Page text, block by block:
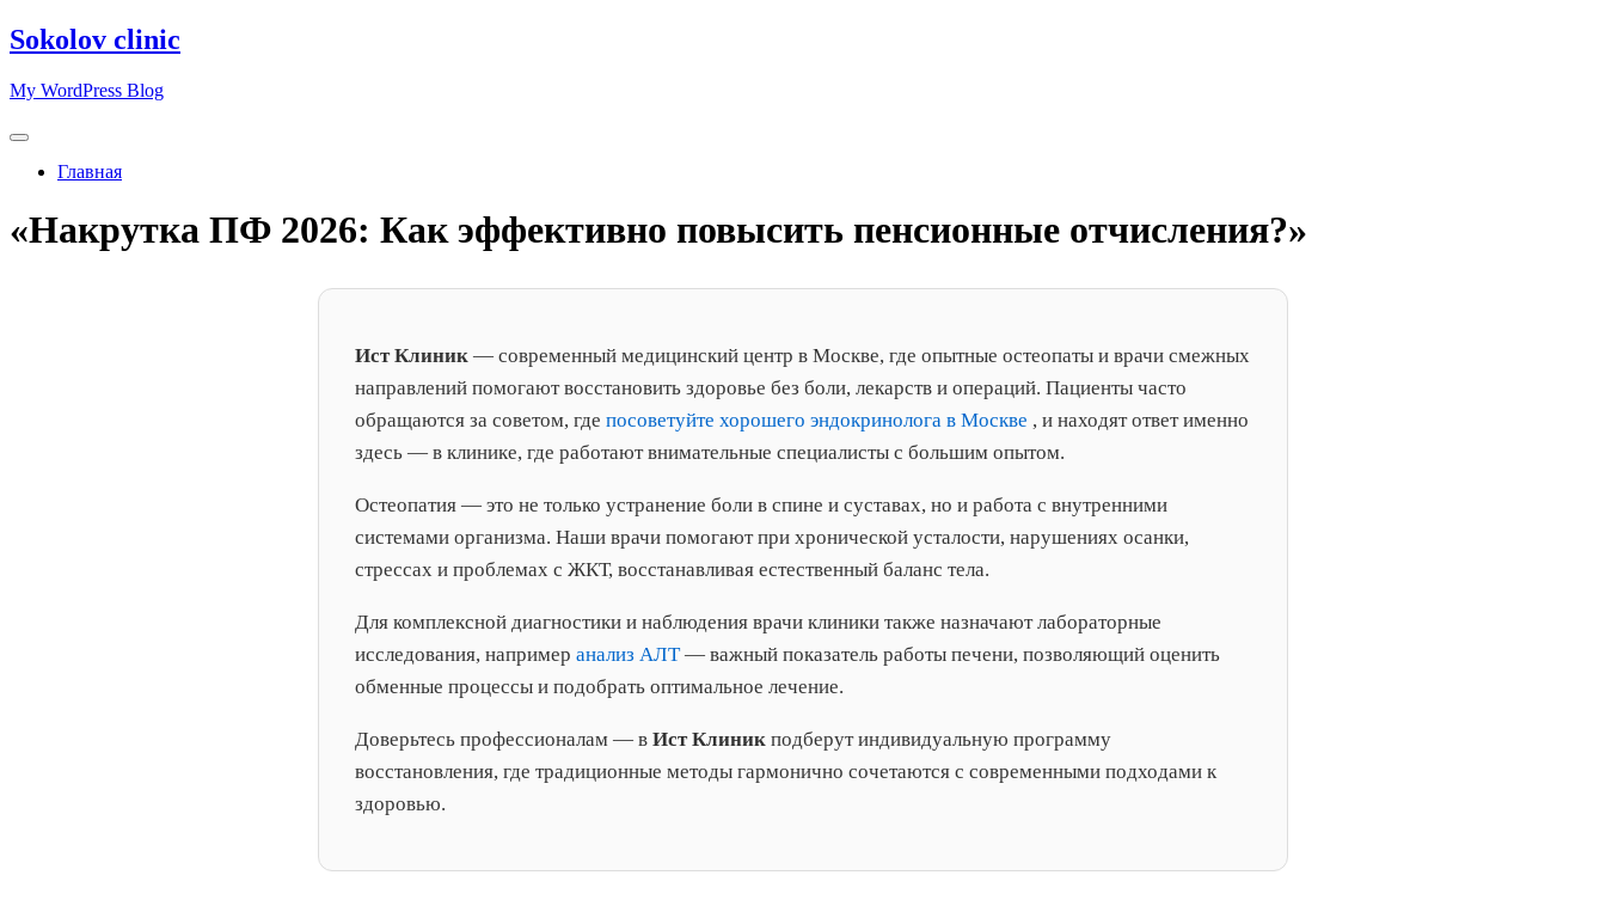
Перейти
к
Sokolov clinic
My WordPress Blog
Главная
«Накрутка ПФ 2026: Как эффективно повысить пенсионные отчисления?»
Ист Клиник — современный медицинский центр в Москве, где опытные остеопаты и врачи смежных
направлений помогают восстановить здоровье без боли, лекарств и операций. Пациенты часто
обращаются за советом, где посоветуйте хорошего эндокринолога в Москве , и находят ответ именно
здесь — в клинике, где работают внимательные специалисты с большим опытом.
Остеопатия — это не только устранение боли в спине и суставах, но и работа с внутренними
системами организма. Наши врачи помогают при хронической усталости, нарушениях осанки,
стрессах и проблемах с ЖКТ, восстанавливая естественный баланс тела.
Для комплексной диагностики и наблюдения врачи клиники также назначают лабораторные
исследования, например анализ АЛТ— важный показатель работы печени, позволяющий оценить
обменные процессы и подобрать оптимальное лечение.
Доверьтесь профессионалам — в Ист Клиник подберут индивидуальную программу
восстановления, где традиционные методы гармонично сочетаются с современными подходами к
здоровью.